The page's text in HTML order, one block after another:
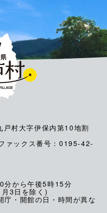
村大字伊保内第10地割
ックス番号：0195-42-
分から午後5時15分
3日を除く)
・開館の日・時間が異な